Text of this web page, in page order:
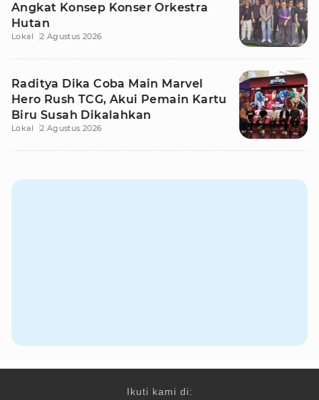
Angkat Konsep Konser Orkestra
Hutan
Lokal 2 Agustus 2026
Raditya Dika Coba Main Marvel
Hero Rush TCG, Akui Pemain Kartu
Biru Susah Dikalahkan
Lokal 2 Agustus 2026
Ikuti kami di: